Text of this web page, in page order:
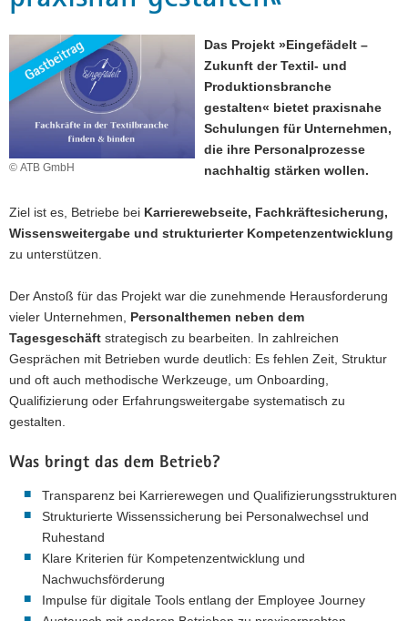
o
© ATB GmbH
Das Projekt »Eingefädelt –
Zukunft der Textil- und
Produktionsbranche
gestalten« bietet praxisnahe
Schulungen für Unternehmen,
die ihre Personalprozesse
nachhaltig stärken wollen.
Ziel ist es, Betriebe bei Karrierewebseite, Fachkräftesicherung,
Wissensweitergabe und strukturierter Kompetenzentwicklung
zu unterstützen.
Der Anstoß für das Projekt war die zunehmende Herausforderung
vieler Unternehmen, Personalthemen neben dem
Tagesgeschäft strategisch zu bearbeiten. In zahlreichen
Gesprächen mit Betrieben wurde deutlich: Es fehlen Zeit, Struktur
und oft auch methodische Werkzeuge, um Onboarding,
Qualifizierung oder Erfahrungsweitergabe systematisch zu
gestalten.
Was bringt das dem Betrieb?
Transparenz bei Karrierewegen und Qualifizierungsstrukturen
Strukturierte Wissenssicherung bei Personalwechsel und
Ruhestand
Klare Kriterien für Kompetenzentwicklung und
Nachwuchsförderung
Impulse für digitale Tools entlang der Employee Journey